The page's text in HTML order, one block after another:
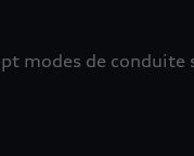
modes de